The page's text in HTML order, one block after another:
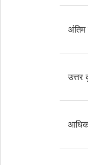
अंतिम